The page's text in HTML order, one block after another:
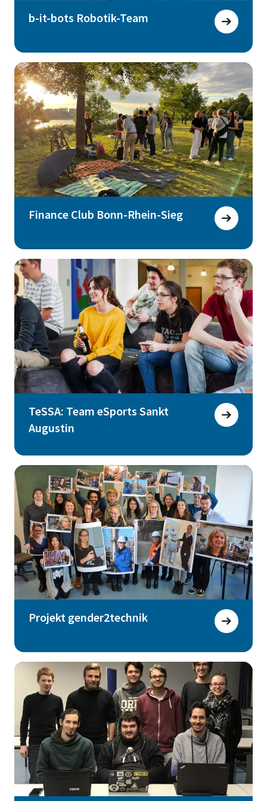
b-it-bots Robotik-Team
Finance Club Bonn-Rhein-Sieg
TeSSA: Team eSports Sankt
Augustin
Projekt gender2technik